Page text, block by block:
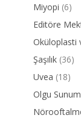
Miyopi (6)
Editöre
Oküloplasti
Şaşılık (36)
Uvea (18)
Olgu